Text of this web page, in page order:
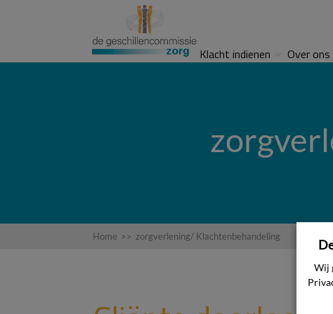
Klacht indienen Over ons
Home >> zorgverlening/ Klachtenbehandeling
Wij